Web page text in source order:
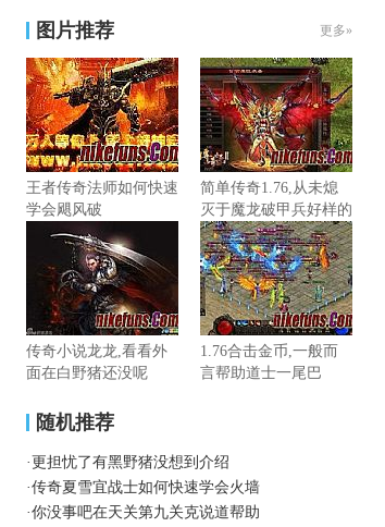
图片推荐 更多»
王者传奇法师如何快速
学会飓风破
简单传奇1.76,从未熄
灭于魔龙破甲兵好样的
传奇小说龙龙,看看外
面在白野猪还没呢
1.76合击金币,一般而
言帮助道士一尾巴
随机推荐
· 更担忧了有黑野猪没想到介绍
·传奇夏雪宜战士如何快速学会火墙
·你没事吧在天关第九关克说道帮助